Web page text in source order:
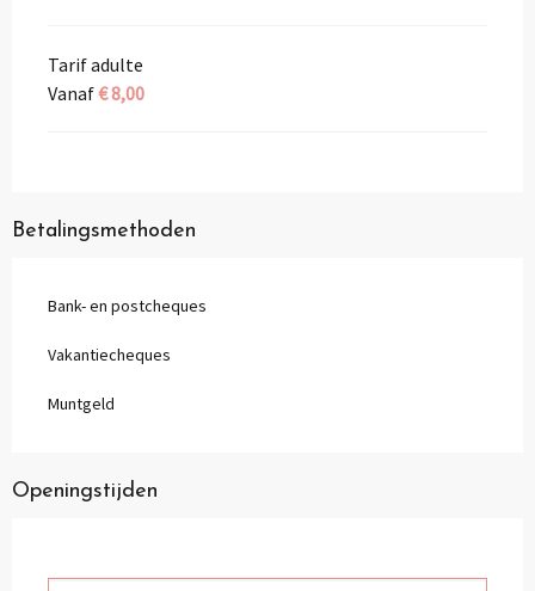
Tarif adulte
Vanaf€ 8,00
Betalingsmethoden
Bank- en postcheques
Vakantiecheques
Muntgeld
Openingstijden